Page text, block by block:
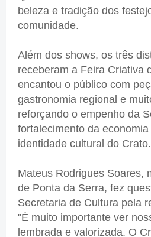
beleza e tradição dos
comunidade.
Além dos shows, os três
receberam a Feira Criativa
encantou o público com
gastronomia regional e
reforçando o empenho da
fortalecimento da
identidade cultural do Crato.
Mateus Rodrigues Soares,
de Ponta da Serra, fez
Secretaria de Cultura pela
"É muito importante ver
lembrada e valorizada. O